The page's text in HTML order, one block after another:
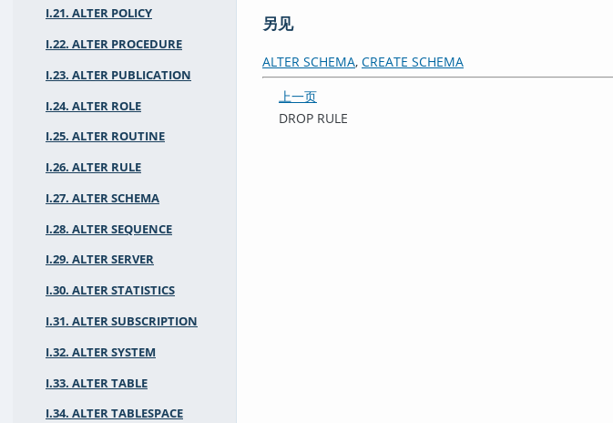
I.21. ALTER POLICY
I.22. ALTER PROCEDURE
I.23. ALTER PUBLICATION
I.24. ALTER ROLE
I.25. ALTER ROUTINE
I.26. ALTER RULE
I.27. ALTER SCHEMA
I.28. ALTER SEQUENCE
I.29. ALTER SERVER
I.30. ALTER STATISTICS
I.31. ALTER SUBSCRIPTION
I.32. ALTER SYSTEM
I.33. ALTER TABLE
I.34. ALTER TABLESPACE
另见
ALTER SCHEMA, CREATE SCHEMA
上一页
DROP RULE